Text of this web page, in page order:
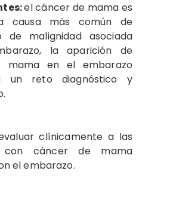
el cáncer de mama es
causa más común de
de malignidad asociada
la aparición de
mama en el embarazo
un reto diagnóstico y
clínicamente a las
con cáncer de mama
el embarazo.